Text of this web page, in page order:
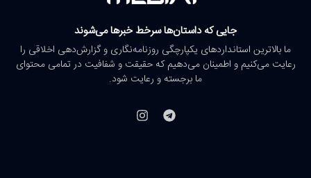
جایی که داستان‌ها سرخط خبرها می‌شوند
ما بالاترین استانداردهای یکپارچگی روزنامه‌نگاری و گزارش‌دهی اخلاقی را
رعایت می‌کنیم و اطمینان می‌دهیم که حقیقت و شفافیت در تمامی محتوای
ما برجسته و رعایت شود.